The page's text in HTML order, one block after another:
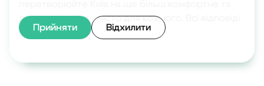
Прийняти Відхилити
доступне місто - місто для кожного. Всі відповіді
анонімні.